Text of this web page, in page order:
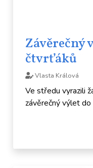
Závěrečný
čtvrťáků
Vlasta Králová
Ve středu vyrazili
závěrečný výlet do